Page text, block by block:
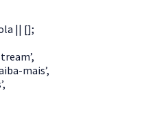
|| [];
mais’,